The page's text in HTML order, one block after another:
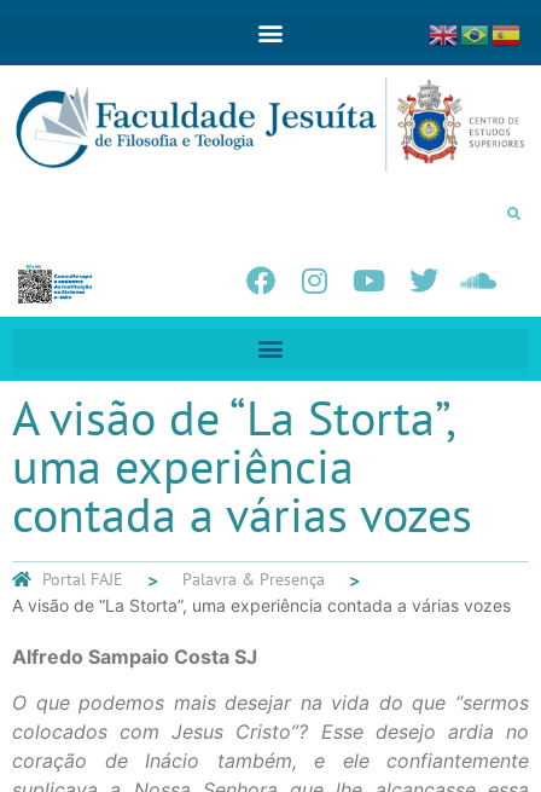
A visão de “La Storta”,
uma experiência
contada a várias vozes
Portal FAJE Palavra & Presença
A visão de “La Storta”, uma experiência contada a várias vozes
Alfredo Sampaio Costa SJ
O que podemos mais desejar na vida do que “sermos
colocados com Jesus Cristo”? Esse desejo ardia no
coração de Inácio também, e ele confiantemente